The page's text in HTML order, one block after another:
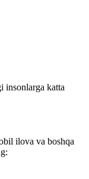
insonlarga katta
ilova va boshqa